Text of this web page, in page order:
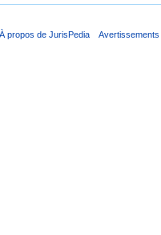
À propos de JurisPedia Avertissements